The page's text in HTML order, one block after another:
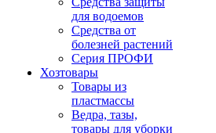
для водоемов
Средства от
болезней растений
Серия ПРОФИ
Хозтовары
Товары из
пластмассы
Ведра, тазы,
товары для уборки